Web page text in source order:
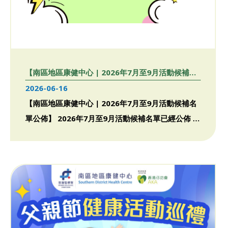
【南區地區康健中心 | 2026年7月至9月活動候補名
單公佈】
2026-06-16
【南區地區康健中心 | 2026年7月至9月活動候補名
單公佈】 2026年7月至9月活動候補名單已經公佈 ，